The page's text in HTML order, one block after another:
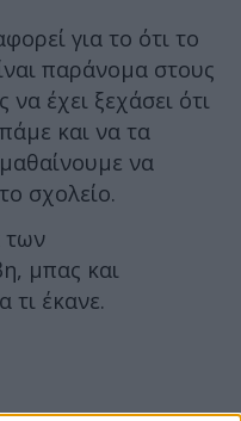
για το ότι το
παράνομα στους
έχει ξεχάσει ότι
και να τα
να
σχολείο.
των
μπας και
τι έκανε.